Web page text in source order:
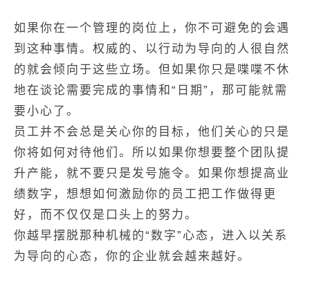
如果你在一个管理的岗位上，你不可避免的会遇
到这种事情。权威的、以行动为导向的人很自然
的就会倾向于这些立场。但如果你只是喋喋不休
地在谈论需要完成的事情和“日期”，那可能就需
要小心了。
员工并不会总是关心你的目标，他们关心的只是
你将如何对待他们。所以如果你想要整个团队提
升产能，就不要只是发号施令。如果你想提高业
绩数字，想想如何激励你的员工把工作做得更
好，而不仅仅是口头上的努力。
你越早摆脱那种机械的“数字”心态，进入以关系
为导向的心态，你的企业就会越来越好。